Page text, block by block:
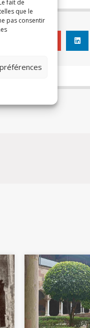
fait de
que le
pas consentir
article